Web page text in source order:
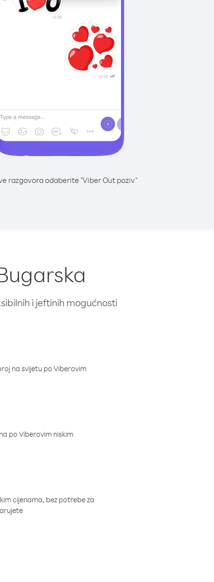
razgovora odaberite "Viber Out poziv"
i jeftinih mogućnosti
na svijetu po Viberovim
po Viberovim niskim
cijenama, bez potrebe za